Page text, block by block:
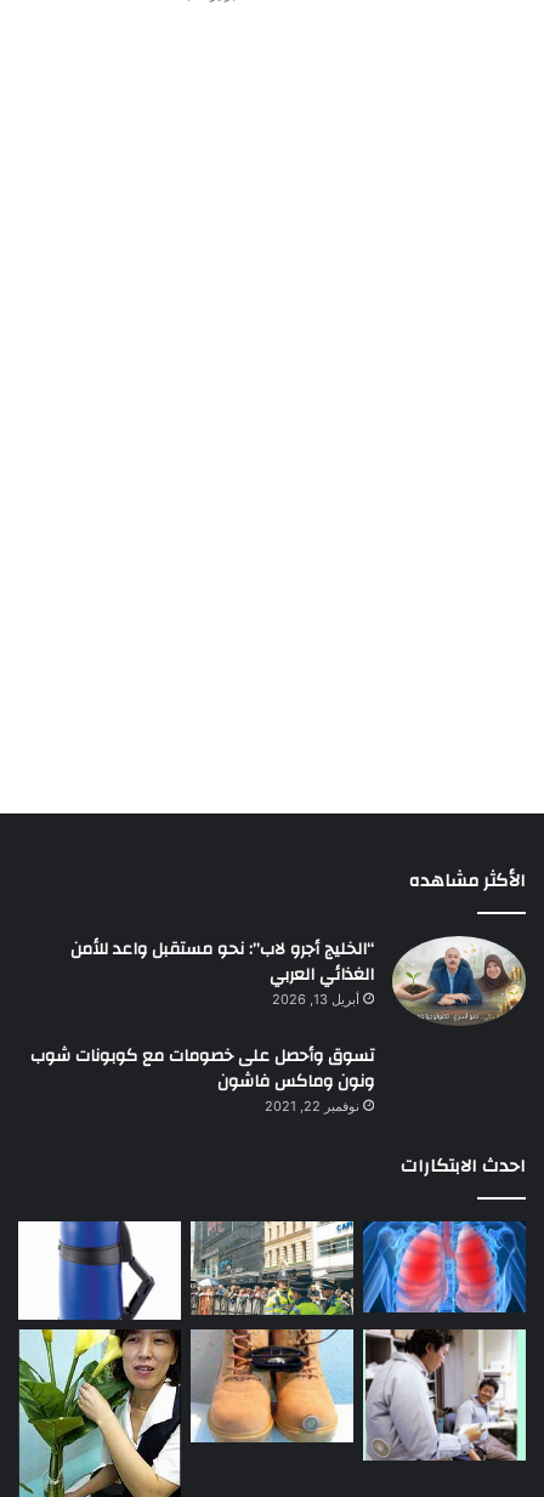
الأكثر مشاهده
“الخليج أجرو لاب”: نحو مستقبل واعد للأمن
الغذائي العربي
أبريل 13, 2026
تسوق وأحصل على خصومات مع كوبونات شوب
ونون وماكس فاشون
نوفمبر 22, 2021
احدث الابتكارات